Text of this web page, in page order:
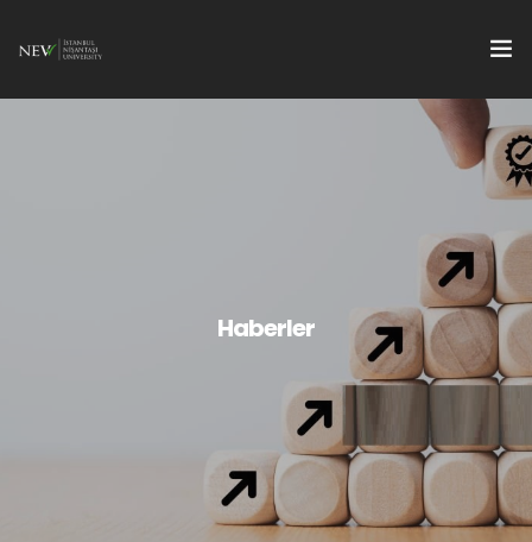
Haberler